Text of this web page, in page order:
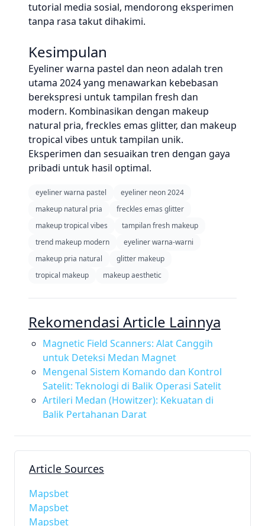
tutorial media sosial, mendorong eksperimen
tanpa rasa takut dihakimi.
Kesimpulan
Eyeliner warna pastel dan neon adalah tren
utama 2024 yang menawarkan kebebasan
berekspresi untuk tampilan fresh dan
modern. Kombinasikan dengan makeup
natural pria, freckles emas glitter, dan makeup
tropical vibes untuk tampilan unik.
Eksperimen dan sesuaikan tren dengan gaya
pribadi untuk hasil optimal.
eyeliner warna pastel
eyeliner neon 2024
makeup natural pria
freckles emas glitter
makeup tropical vibes
tampilan fresh makeup
trend makeup modern
eyeliner warna-warni
makeup pria natural
glitter makeup
tropical makeup
makeup aesthetic
Rekomendasi Article Lainnya
Magnetic Field Scanners: Alat Canggih
untuk Deteksi Medan Magnet
Mengenal Sistem Komando dan Kontrol
Satelit: Teknologi di Balik Operasi Satelit
Artileri Medan (Howitzer): Kekuatan di
Balik Pertahanan Darat
Article Sources
Mapsbet
Mapsbet
Mapsbet